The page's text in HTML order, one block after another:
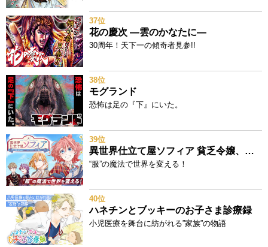
37位
花の慶次 ―雲のかなたに―
30周年！天下一の傾奇者見参!!
38位
モグランド
恐怖は足の『下』にいた。
39位
異世界仕立て屋ソフィア 貧乏令嬢、現代知識で服を作ってみんなの暮らしを豊かにします
“服”の魔法で世界を変える！
40位
ハネチンとブッキーのお子さま診療録
小児医療を舞台に紡がれる”家族”の物語